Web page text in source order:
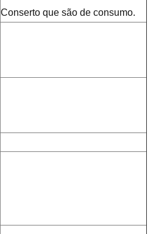
Conserto que são de consumo.